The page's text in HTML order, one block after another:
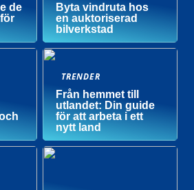
de
Byta vindruta hos
en auktoriserad
bilverkstad
TRENDER
Från hemmet till
utlandet: Din guide
för att arbeta i ett
nytt land